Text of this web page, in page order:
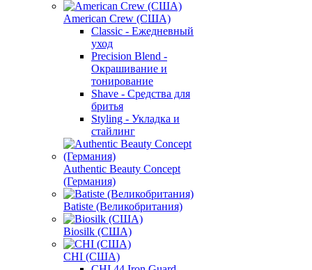
American Crew (США)
Classic - Ежедневный
уход
Precision Blend -
Окрашивание и
тонирование
Shave - Средства для
бритья
Styling - Укладка и
стайлинг
Authentic Beauty Concept
(Германия)
Batiste (Великобритания)
Biosilk (США)
CHI (США)